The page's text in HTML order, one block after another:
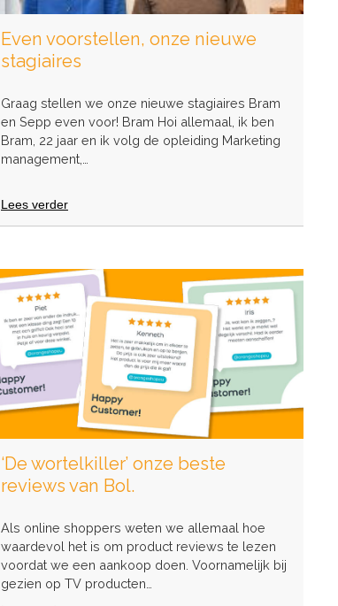
Even voorstellen, onze nieuwe
stagiaires
Graag stellen we onze nieuwe stagiaires Bram
en Sepp even voor! Bram Hoi allemaal, ik ben
Bram, 22 jaar en ik volg de opleiding Marketing
management,…
Lees verderover
stagiaires
‘De wortelkiller’ onze beste
reviews van Bol.
Als online shoppers weten we allemaal hoe
waardevol het is om product reviews te lezen
voordat we een aankoop doen. Voornamelijk bij
gezien op TV producten…